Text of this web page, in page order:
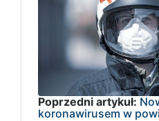
Poprzedni artykuł:
koronawirusem w